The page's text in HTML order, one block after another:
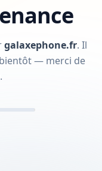
galaxephone.fr. Il
— merci de